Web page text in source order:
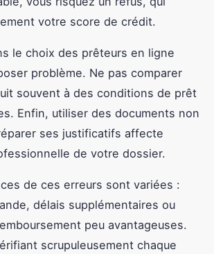
votre score de crédit.
le choix des prêteurs en ligne
problème. Ne pas comparer
souvent à des conditions de prêt
Enfin, utiliser des documents non
ses justificatifs affecte
de votre dossier.
de ces erreurs sont variées :
délais supplémentaires ou
peu avantageuses.
scrupuleusement chaque